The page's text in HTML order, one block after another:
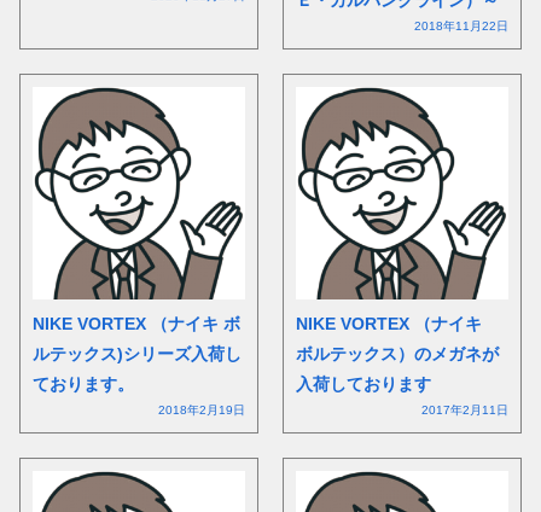
2018年11月22日
NIKE VORTEX （ナイキ ボ
ルテックス)シリーズ入荷し
ております。
2018年2月19日
NIKE VORTEX （ナイキ
ボルテックス）のメガネが
入荷しております
2017年2月11日